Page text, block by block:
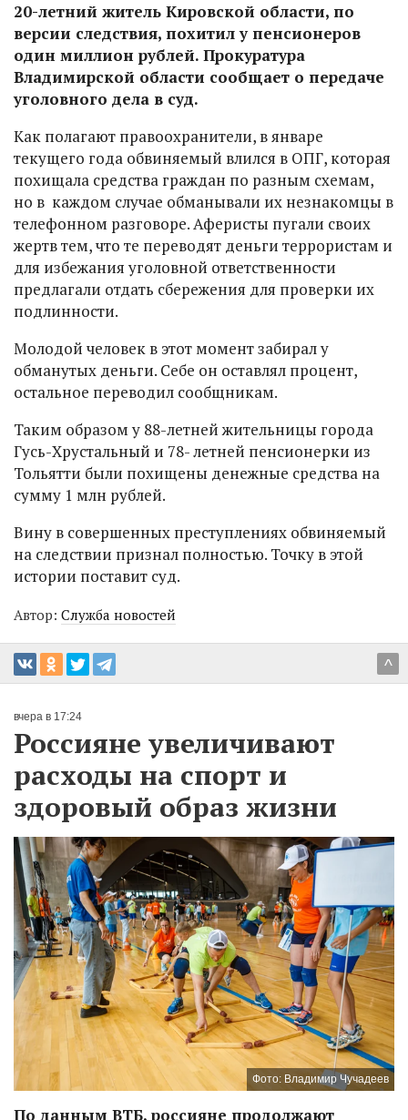
20-летний житель Кировской области, по
версии следствия, похитил у пенсионеров
один миллион рублей. Прокуратура
Владимирской области сообщает о передаче
уголовного дела в суд.
Как полагают правоохранители, в январе
текущего года обвиняемый влился в ОПГ, которая
похищала средства граждан по разным схемам,
но в каждом случае обманывали их незнакомцы в
телефонном разговоре. Аферисты пугали своих
жертв тем, что те переводят деньги террористам и
для избежания уголовной ответственности
предлагали отдать сбережения для проверки их
подлинности.
Молодой человек в этот момент забирал у
обманутых деньги. Себе он оставлял процент,
остальное переводил сообщникам.
Таким образом у 88-летней жительницы города
Гусь-Хрустальный и 78- летней пенсионерки из
Тольятти были похищены денежные средства на
сумму 1 млн рублей.
Вину в совершенных преступлениях обвиняемый
на следствии признал полностью. Точку в этой
истории поставит суд.
Автор: Служба новостей
^
вчера в 17:24
Россияне увеличивают
расходы на спорт и
здоровый образ жизни
Фото: Владимир Чучадеев
По данным ВТБ, россияне продолжают